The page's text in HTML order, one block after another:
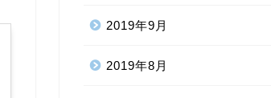
2019年9月
2019年8月